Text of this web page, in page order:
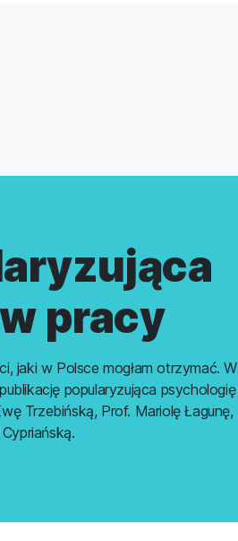
pracy
jaki w Polsce mogłam otrzymać. W
popularyzująca psychologię
Trzebińską, Prof. Mariolę Łagunę,